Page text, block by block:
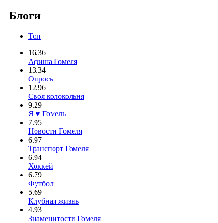
Блоги
Топ
16.36
Афиша Гомеля
13.34
Опросы
12.96
Своя колокольня
9.29
Я ♥ Гомель
7.95
Новости Гомеля
6.97
Транспорт Гомеля
6.94
Хоккей
6.79
Футбол
5.69
Клубная жизнь
4.93
Знаменитости Гомеля